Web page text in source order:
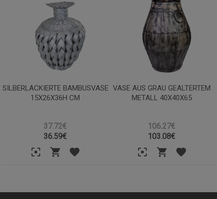
SILBERLACKIERTE BAMBUSVASE
15X26X36H CM
37.72€
36.59€
VASE AUS GRAU GEALTERTEM
METALL 40X40X65
106.27€
103.08€